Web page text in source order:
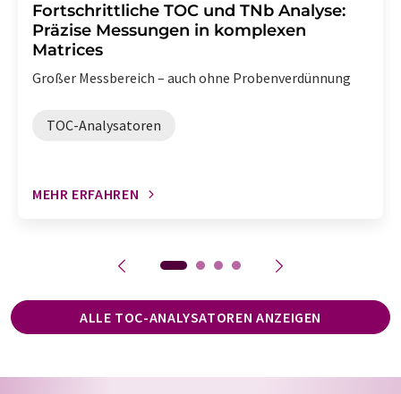
Fortschrittliche TOC und TNb Analyse:
Präzise Messungen in komplexen
Matrices
Großer Messbereich – auch ohne Probenverdünnung
TOC-Analysatoren
MEHR ERFAHREN
ALLE TOC-ANALYSATOREN ANZEIGEN